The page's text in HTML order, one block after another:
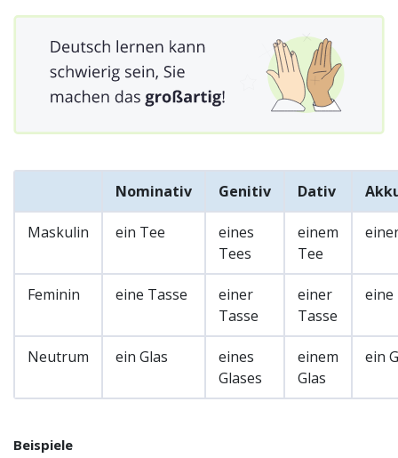
Nominativ Genitiv Dativ
Maskulin ein Tee
eines
Tees
einem
Tee
Feminin eine Tasse
einer
Tasse
einer
Tasse
eine
Neutrum ein Glas
eines
Glases
einem
Glas
ein
Beispiele